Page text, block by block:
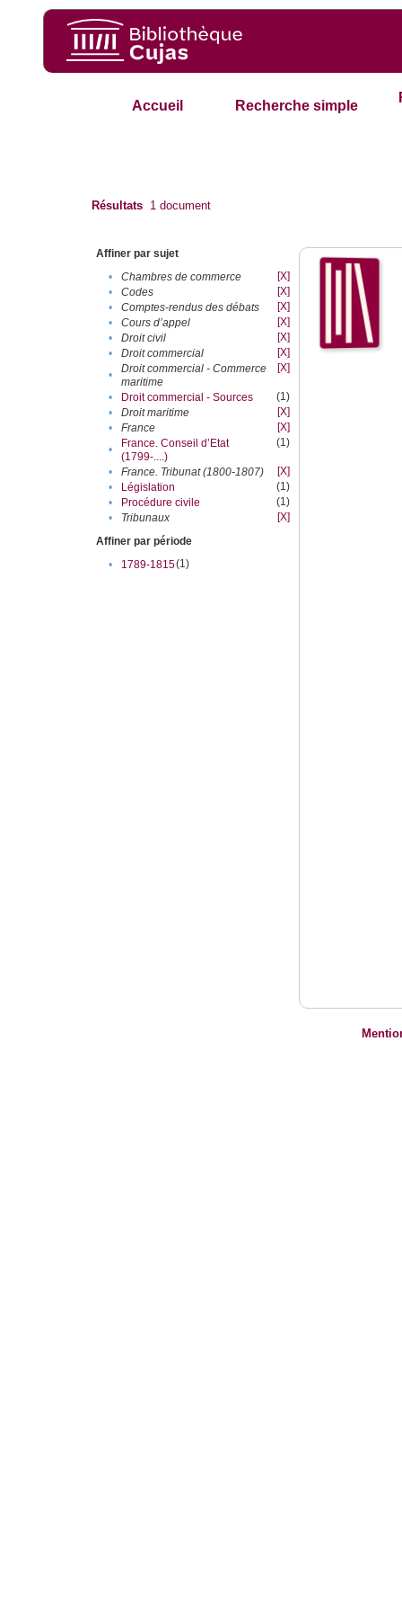
Accueil Recherche simple
Résultats 1 document
Affiner par sujet
•
Chambres de commerce
[X]
•
Codes
[X]
•
Comptes-rendus des débats
[X]
•
Cours d’appel
[X]
•
Droit civil
[X]
•
Droit commercial
[X]
•
Droit commercial - Commerce
maritime
[X]
• Droit commercial - Sources
(1)
•
Droit maritime
[X]
•
France
[X]
•
France. Conseil d’Etat
(1799-....)
(1)
• France. Tribunat (1800-1807)
[X]
•
Législation
(1)
•
Procédure civile
(1)
•
Tribunaux
[X]
Affiner par période
•
1789-1815(1)